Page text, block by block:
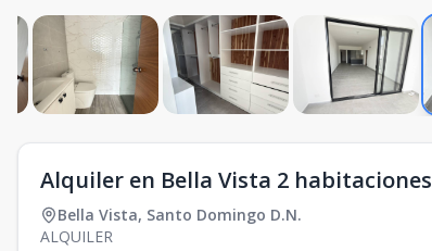
Alquiler en Bella Vista 2 habitaciones
Bella Vista, Santo Domingo D.N.
ALQUILER